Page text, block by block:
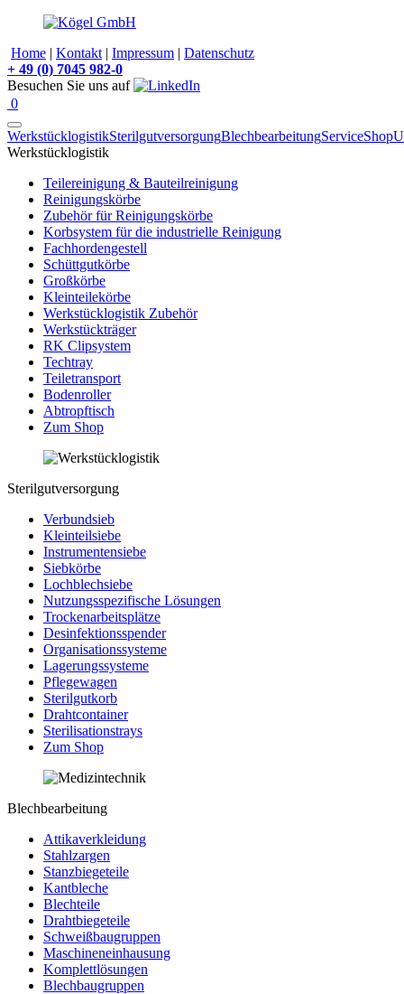
Home | Kontakt | Impressum | Datenschutz
+ 49 (0) 7045 982-0
Besuchen Sie uns auf
0
WerkstücklogistikSterilgutversorgungBlechbearbeitungServiceShop
Werkstücklogistik
Teilereinigung & Bauteilreinigung
Reinigungskörbe
Zubehör für Reinigungskörbe
Korbsystem für die industrielle Reinigung
Fachhordengestell
Schüttgutkörbe
Großkörbe
Kleinteilekörbe
Werkstücklogistik Zubehör
Werkstückträger
RK Clipsystem
Techtray
Teiletransport
Bodenroller
Abtropftisch
Zum Shop
Sterilgutversorgung
Verbundsieb
Kleinteilsiebe
Instrumentensiebe
Siebkörbe
Lochblechsiebe
Nutzungsspezifische Lösungen
Trockenarbeitsplätze
Desinfektionsspender
Organisationssysteme
Lagerungssysteme
Pflegewagen
Sterilgutkorb
Drahtcontainer
Sterilisationstrays
Zum Shop
Blechbearbeitung
Attikaverkleidung
Stahlzargen
Stanzbiegeteile
Kantbleche
Blechteile
Drahtbiegeteile
Schweißbaugruppen
Maschineneinhausung
Komplettlösungen
Blechbaugruppen